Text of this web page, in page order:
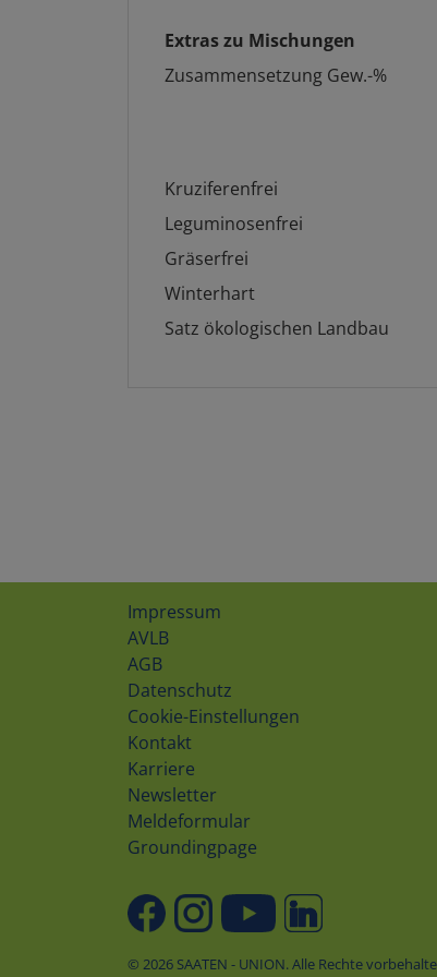
Extras zu Mischungen
Zusammensetzung Gew.-%
Kruziferenfrei
Leguminosenfrei
Gräserfrei
Winterhart
Satz ökologischen Landbau
Impressum
AVLB
AGB
Datenschutz
Cookie-Einstellungen
Kontakt
Karriere
Newsletter
Meldeformular
Groundingpage
© 2026 SAATEN - UNION. Alle Rechte